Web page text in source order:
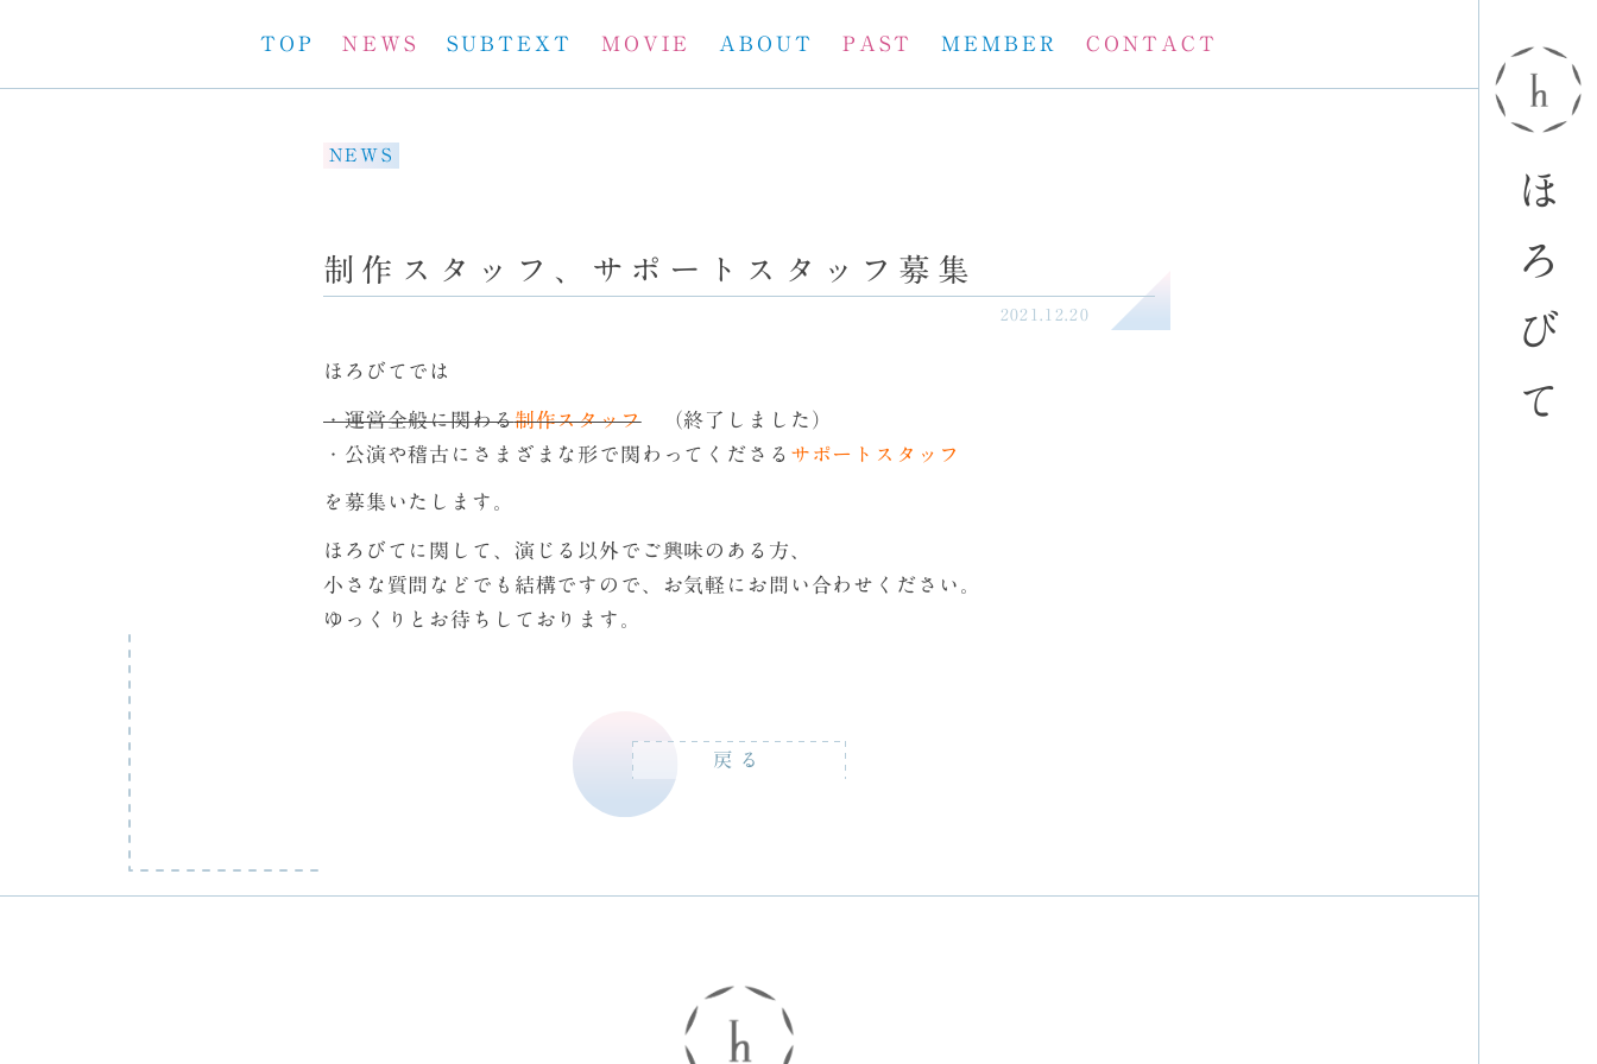
TOP NEWS SUBTEXT MOVIE ABOUT PAST MEMBER CONTACT
NEWS
制作スタッフ、サポートスタッフ募集
2021.12.20
ほろびて では
・運営全般に関わる制作スタッフ（終了しました）
・公演や稽古にさまざまな形で関わってくださる サポートスタッフ
を募集いたします。
ほろびてに関して、演じる以外でご興味のある方、
小さな質問などでも結構ですので、お気軽にお問い合わせください。
ゆっくりとお待ちしております。
戻る
ほ
ろ
び
て